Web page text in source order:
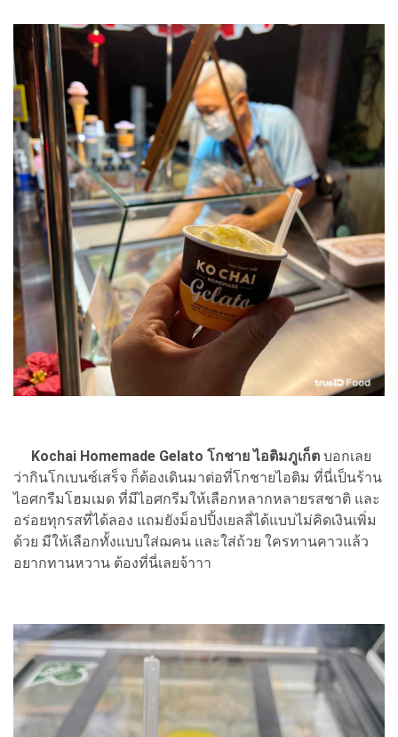
Kochai Homemade Gelato โกชาย ไอติมภูเก็ต บอกเลย
ว่ากินโกเบนซ์เสร็จ ก็ต้องเดินมาต่อที่โกชายไอติม ที่นี่เป็นร้าน
ไอศกรีมโฮมเมด ที่มีไอศกรีมให้เลือกหลากหลายรสชาติ และ
อร่อยทุกรสที่ได้ลอง แถมยังม็อปปิ้งเยลลี่ได้แบบไม่คิดเงินเพิ่ม
ด้วย มีให้เลือกทั้งแบบใส่ฌคน และใส่ถ้วย ใครทานคาวแล้ว
อยากทานหวาน ต้องที่นี่เลยจ้าาา